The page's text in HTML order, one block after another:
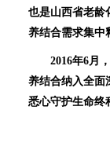
也是山西省老龄
养结合需求集中
2016年6月
养结合纳入全面
悉心守护生命终